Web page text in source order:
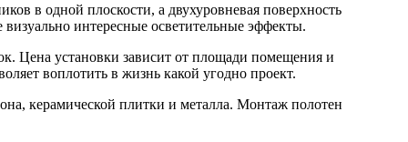
в одной плоскости, а двухуровневая поверхность
интересные осветительные эффекты.
Цена установки зависит от площади помещения и
воплотить в жизнь какой угодно проект.
керамической плитки и металла. Монтаж полотен